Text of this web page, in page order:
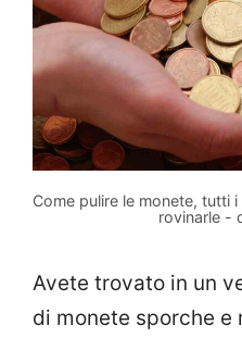
Come pulire le monete, tutti
rovinarle -
Avete trovato in un
di monete sporche e